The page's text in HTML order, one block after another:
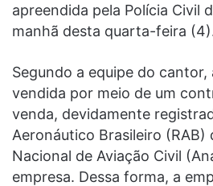
apreendida pela Polícia Civil
manhã desta quarta-feira
Segundo a equipe do cantor,
vendida por meio de um
venda, devidamente
Aeronáutico Brasileiro (RAB)
Nacional de Aviação Civil
empresa. Dessa forma, a